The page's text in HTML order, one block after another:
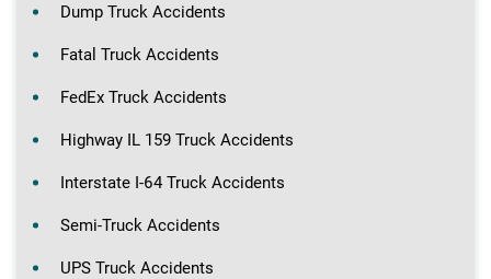
Dump Truck Accidents
Fatal Truck Accidents
FedEx Truck Accidents
Highway IL 159 Truck Accidents
Interstate I-64 Truck Accidents
Semi-Truck Accidents
UPS Truck Accidents